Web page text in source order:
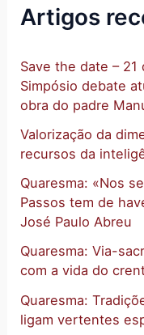
Artigos
Save the date –
Simpósio debate
obra do padre
Valorização da
recursos da
Quaresma: «Nos
Passos tem de
José Paulo Abreu
Quaresma: Via-
com a vida do
Quaresma:
ligam vertentes